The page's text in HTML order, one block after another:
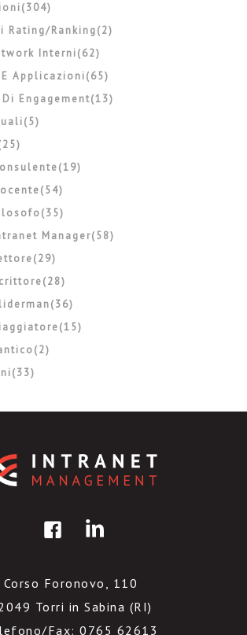
Rating/ranking(2)
Interni(62)
Applicazioni(65)
Engagement(13)
Manager(58)
Corso Foronovo, 110
Torri in Sabina (RI)
Fax: 0765 62613